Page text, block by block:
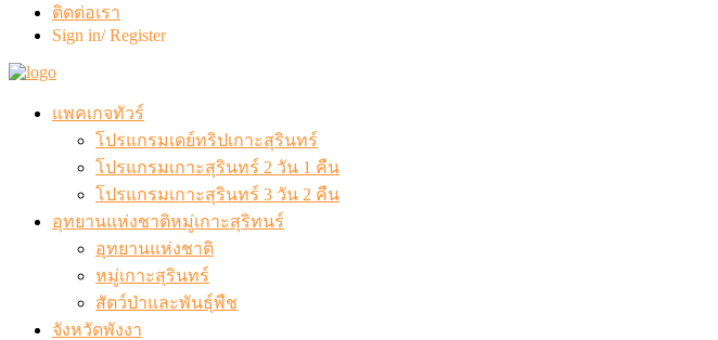
ติดต่อเรา
Sign in/ Register
แพคเกจทัวร์
โปรแกรมเดย์ทริปเกาะสุรินทร์
โปรแกรมเกาะสุรินทร์ 2 วัน 1 คืน
โปรแกรมเกาะสุรินทร์ 3 วัน 2 คืน
อุทยานแห่งชาติหมู่เกาะสุริทนร์
อุทยานแห่งชาติ
หมู่เกาะสุรินทร์
สัตว์ป่าและพันธุ์พืช
จังหวัดพังงา